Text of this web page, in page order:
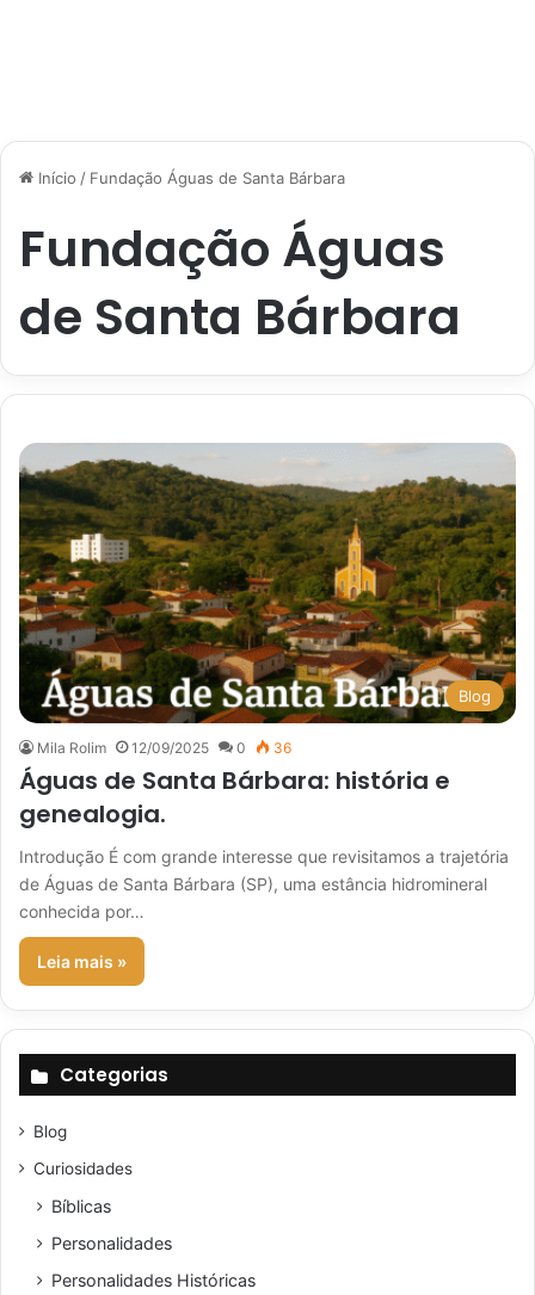
Início / Fundação Águas de Santa Bárbara
Fundação Águas
de Santa Bárbara
Blog
Mila Rolim 12/09/2025 0 36
Águas de Santa Bárbara: história e
genealogia.
Introdução É com grande interesse que revisitamos a trajetória
de Águas de Santa Bárbara (SP), uma estância hidromineral
conhecida por…
Leia mais »
Categorias
Blog
Curiosidades
Bíblicas
Personalidades
Personalidades Históricas